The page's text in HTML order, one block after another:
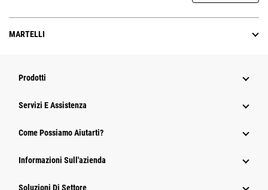
MARTELLI
Prodotti
Servizi E Assistenza
Come Possiamo Aiutarti?
Informazioni Sull'azienda
Soluzioni Di Settore